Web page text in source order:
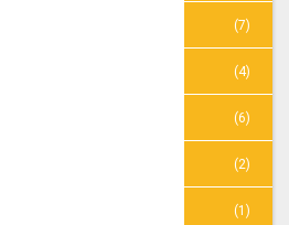
(7)
(4)
(6)
(2)
(1)